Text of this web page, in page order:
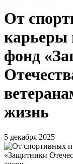
От
карьеры
фонд
жизнь
5 декабря 2025